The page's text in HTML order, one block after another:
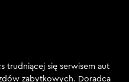
– ona miała
trudniącej się serwisem aut
zabytkowych. Doradca